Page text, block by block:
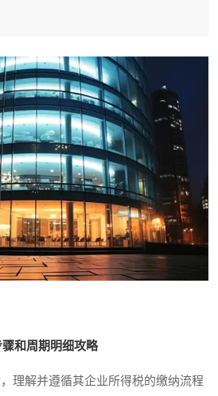
和周期明细攻略
解并遵循其企业所得税的缴纳流程